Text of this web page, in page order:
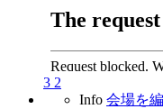
3 2
Info 会場を